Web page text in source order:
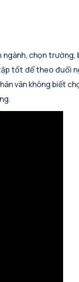
chọn
tốt để theo đuổi
vân không biết